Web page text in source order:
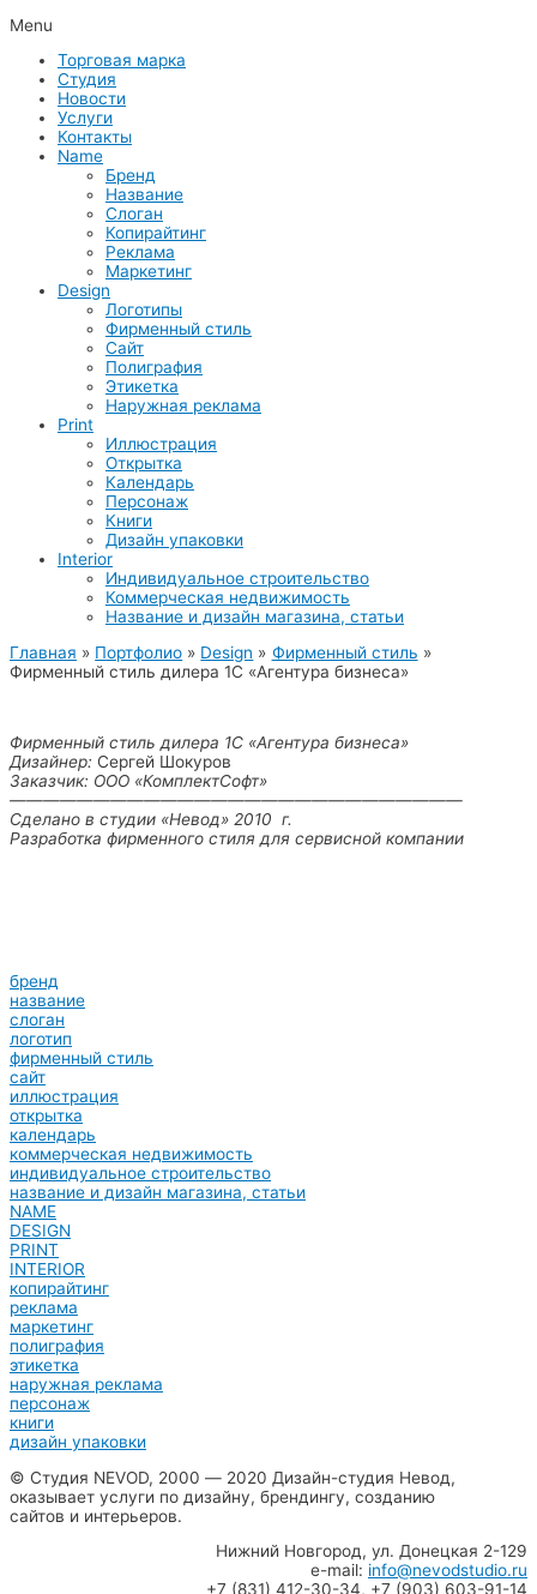
Menu
Торговая марка
Студия
Новости
Услуги
Контакты
Name
Бренд
Название
Слоган
Копирайтинг
Реклама
Маркетинг
Design
Логотипы
Фирменный стиль
Сайт
Полиграфия
Этикетка
Наружная реклама
Print
Иллюстрация
Открытка
Календарь
Персонаж
Книги
Дизайн упаковки
Interior
Индивидуальное строительство
Коммерческая недвижимость
Название и дизайн магазина, статьи
Главная
Портфолио Design
Фирменный стиль
Фирменный стиль дилера 1С «Агентура бизнеса»
Фирменный стиль дилера 1С «Агентура бизнеса»
Дизайнер: Сергей Шокуров
Заказчик: ООО «КомплектСофт»
———————————————————————————
Сделано в студии «Невод» 2010 г.
Разработка фирменного стиля для сервисной компании
бренд
название
слоган
логотип
фирменный стиль
сайт
иллюстрация
открытка
календарь
коммерческая недвижимость
индивидуальное строительство
название и дизайн магазина, статьи
NAME
DESIGN
PRINT
INTERIOR
копирайтинг
реклама
маркетинг
полиграфия
этикетка
наружная реклама
персонаж
книги
дизайн упаковки
© Студия NEVOD, 2000 ― 2020 Дизайн-студия Невод,
оказывает услуги по дизайну, брендингу, созданию
сайтов и интерьеров.
Нижний Новгород, ул. Донецкая 2-129
e-mail: info@nevodstudio.ru
+7 (831) 412-30-34, +7 (903) 603-91-14